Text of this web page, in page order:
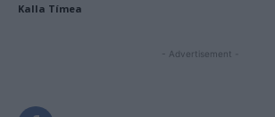
Kalla Tímea
- Advertisement -